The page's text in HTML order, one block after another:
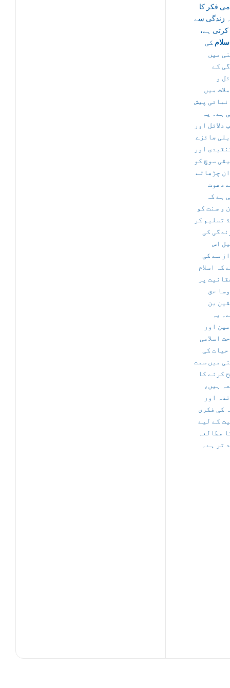
فکر کا
زندگی سے
کرتی ہے،
کی
میں
کے
و
میں
نمائی پیش
ہے۔ یہ
دلائل اور
جائزے
اور
سوچ کو
چڑھاتے
دعوت
ہے کہ
و سنت کو
تسلیم کر
کی
اس
سے کی
کہ اسلام
پر
حق
بن
یہ
اور
اسلامی
کی
میں سمت
کرنے کا
ہیں،
اور
کی فکری
کے لیے
مطالعہ
تر ہے۔